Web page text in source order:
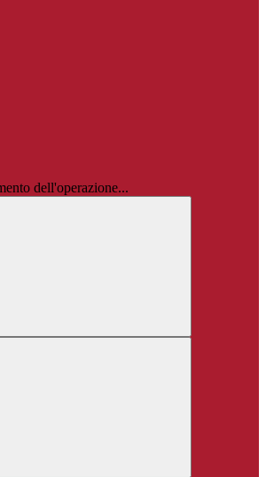
dell'operazione...